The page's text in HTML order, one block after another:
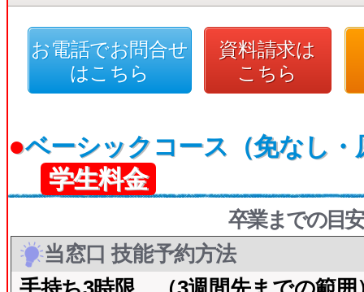
お電話でお問合せ
はこちら
資料請求は
こちら
●ベーシックコース（免なし・
学生料金
卒業までの目
当窓口 技能予約方法